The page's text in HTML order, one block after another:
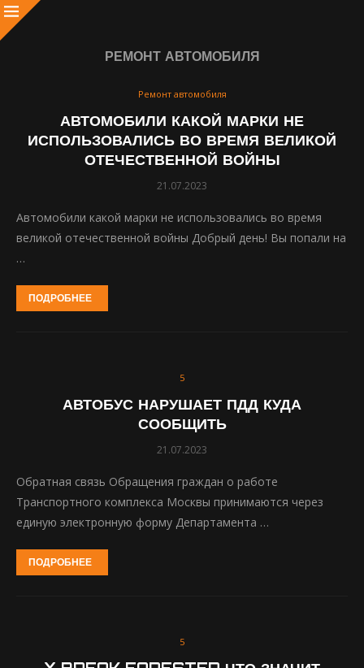
РЕМОНТ АВТОМОБИЛЯ
Ремонт автомобиля
АВТОМОБИЛИ КАКОЙ МАРКИ НЕ
ИСПОЛЬЗОВАЛИСЬ ВО ВРЕМЯ ВЕЛИКОЙ
ОТЕЧЕСТВЕННОЙ ВОЙНЫ
21.07.2023
Автомобили какой марки не использовались во время
великой отечественной войны Добрый день! Вы попали на
…
ПОДРОБНЕЕ
5
АВТОБУС НАРУШАЕТ ПДД КУДА
СООБЩИТЬ
21.07.2023
Обратная связь Обращения граждан о работе
Транспортного комплекса Москвы принимаются через
единую электронную форму Департамента …
ПОДРОБНЕЕ
5